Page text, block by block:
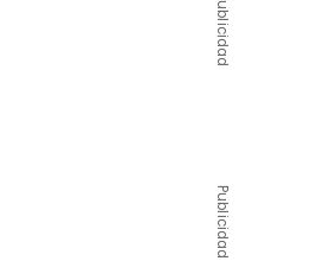
Publicidad
Publicidad